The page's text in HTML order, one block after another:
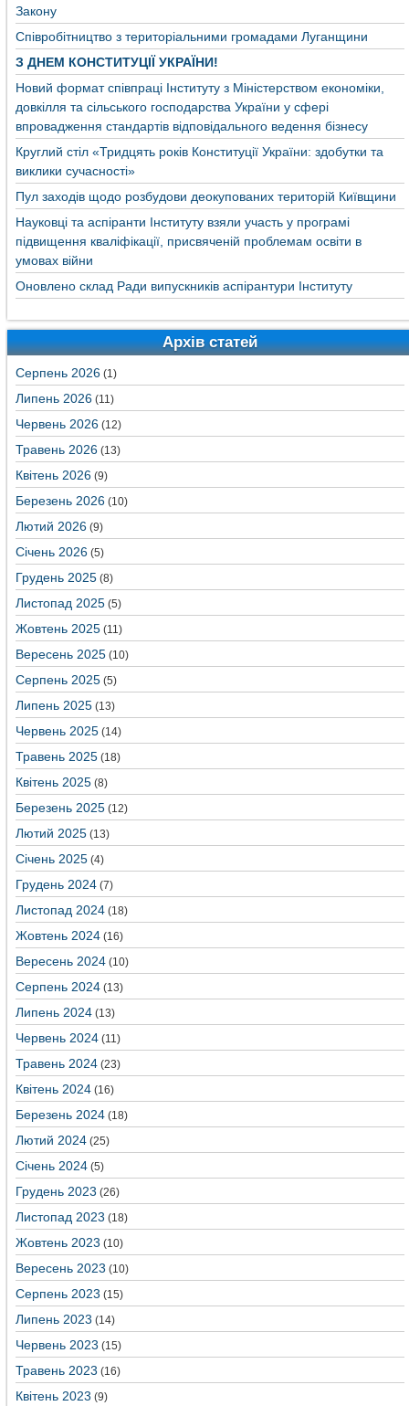
Закону
Співробітництво з територіальними громадами Луганщини
З ДНЕМ КОНСТИТУЦІЇ УКРАЇНИ!
Новий формат співпраці Інституту з Міністерством економіки,
довкілля та сільського господарства України у сфері
впровадження стандартів відповідального ведення бізнесу
Круглий стіл «Тридцять років Конституції України: здобутки та
виклики сучасності»
Пул заходів щодо розбудови деокупованих територій Київщини
Науковці та аспіранти Інституту взяли участь у програмі
підвищення кваліфікації, присвяченій проблемам освіти в
умовах війни
Оновлено склад Ради випускників аспірантури Інституту
Архів статей
Серпень 2026 (1)
Липень 2026 (11)
Червень 2026 (12)
Травень 2026 (13)
Квітень 2026 (9)
Березень 2026 (10)
Лютий 2026 (9)
Січень 2026 (5)
Грудень 2025 (8)
Листопад 2025 (5)
Жовтень 2025 (11)
Вересень 2025 (10)
Серпень 2025 (5)
Липень 2025 (13)
Червень 2025 (14)
Травень 2025 (18)
Квітень 2025 (8)
Березень 2025 (12)
Лютий 2025 (13)
Січень 2025 (4)
Грудень 2024 (7)
Листопад 2024 (18)
Жовтень 2024 (16)
Вересень 2024 (10)
Серпень 2024 (13)
Липень 2024 (13)
Червень 2024 (11)
Травень 2024 (23)
Квітень 2024 (16)
Березень 2024 (18)
Лютий 2024 (25)
Січень 2024 (5)
Грудень 2023 (26)
Листопад 2023 (18)
Жовтень 2023 (10)
Вересень 2023 (10)
Серпень 2023 (15)
Липень 2023 (14)
Червень 2023 (15)
Травень 2023 (16)
Квітень 2023 (9)